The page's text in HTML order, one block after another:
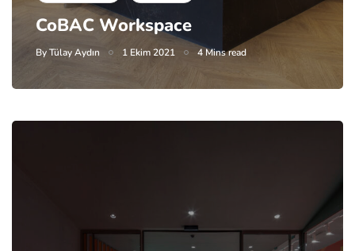
CoBAC Workspace
ByTülay Aydın 1 Ekim 2021 4 Mins read